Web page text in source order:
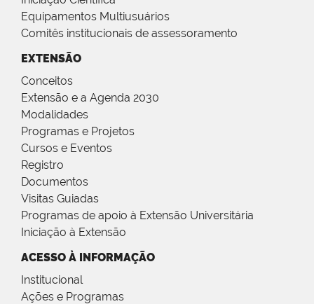
Equipamentos Multiusuários
Comitês institucionais de assessoramento
EXTENSÃO
Conceitos
Extensão e a Agenda 2030
Modalidades
Programas e Projetos
Cursos e Eventos
Registro
Documentos
Visitas Guiadas
Programas de apoio à Extensão Universitária
Iniciação à Extensão
ACESSO À INFORMAÇÃO
Institucional
Ações e Programas